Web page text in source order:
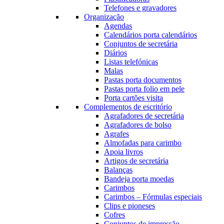
Telefones e gravadores
Organização
Agendas
Calendários porta calendários
Conjuntos de secretária
Diários
Listas telefónicas
Malas
Pastas porta documentos
Pastas porta folio em pele
Porta cartões visita
Complementos de escritório
Agrafadores de secretária
Agrafadores de bolso
Agrafes
Almofadas para carimbo
Apoia livros
Artigos de secretária
Balanças
Bandeja porta moedas
Carimbos
Carimbos – Fórmulas especiais
Clips e pioneses
Cofres